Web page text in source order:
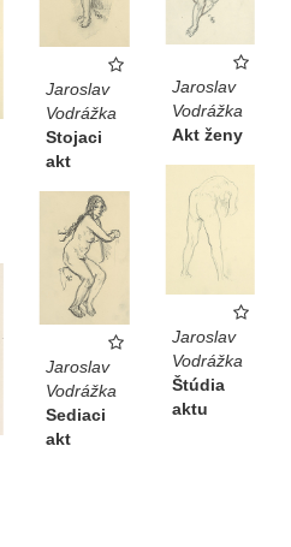
Jaroslav
Vodrážka
Stojaci
akt
Jaroslav
Vodrážka
Akt ženy
Jaroslav
Vodrážka
Štúdia
aktu
Jaroslav
Vodrážka
Sediaci
akt